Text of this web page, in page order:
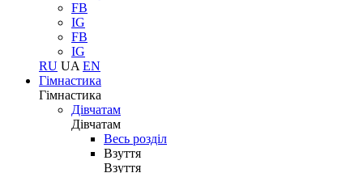
FB
IG
FB
IG
RU UA EN
Гімнастика
Гімнастика
Дівчатам
Дівчатам
Весь розділ
Взуття
Взуття